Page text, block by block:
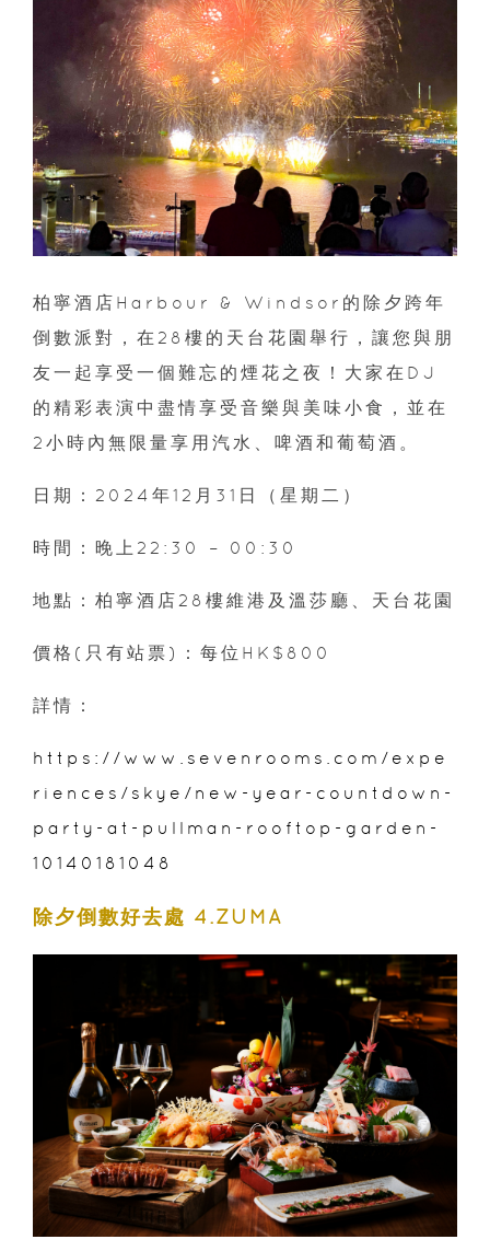
柏寧酒店Harbour & Windsor的除夕跨年
倒數派對，在28樓的天台花園舉行，讓您與朋
友一起享受一個難忘的煙花之夜！大家在DJ
的精彩表演中盡情享受音樂與美味小食，並在
2小時內無限量享用汽水、啤酒和葡萄酒。
日期：2024年12月31日（星期二）
時間：晚上22:30 – 00:30
地點：柏寧酒店28樓維港及溫莎廳、天台花園
價格(只有站票)：每位HK$800
詳情：
https://www.sevenrooms.com/expe
riences/skye/new-year-countdown-
party-at-pullman-rooftop-garden-
10140181048
除夕倒數好去處 4.ZUMA